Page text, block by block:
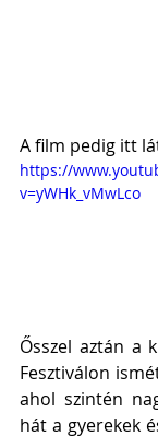
A film pedig itt
https://
v=yWHk_vMwLco
Ősszel aztán a
Fesztiválon
ahol szintén
hát a gyerekek